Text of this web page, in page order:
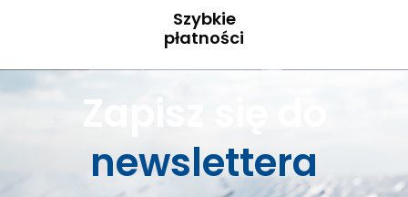
Szybkie
płatności
Zapisz się do
newslettera